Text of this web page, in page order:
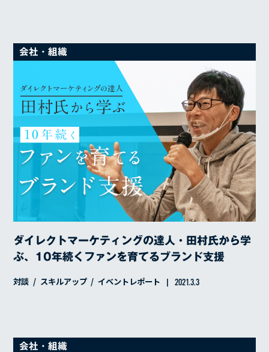
会社・組織
ダイレクトマーケティングの達人・田村氏から学
ぶ、10年続くファンを育てるブランド支援
対談 スキルアップ イベントレポート 2021.3.3
会社・組織
COMPANY
代表メッセージ
経営理念
経営方針
沿革
会社概要
BLOG